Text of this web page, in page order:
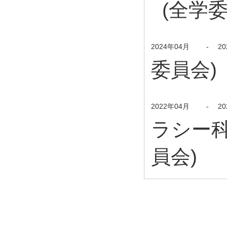
(全学
2024年04月 -
委員会)
2022年04月 -
ラシー
員会)